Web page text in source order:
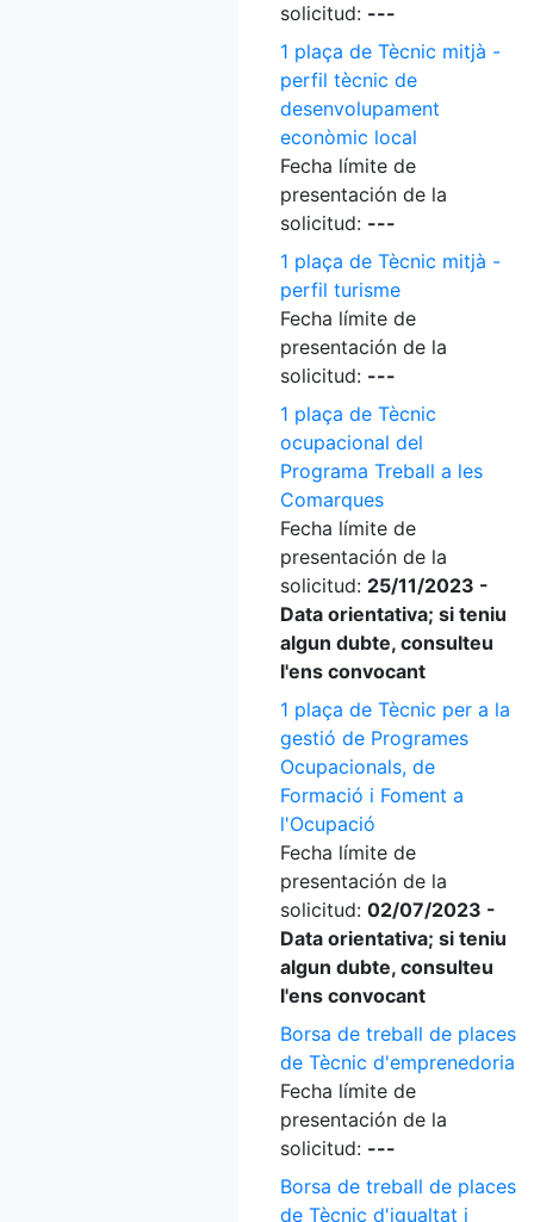
solicitud: ---
1 plaça de Tècnic mitjà -
perfil tècnic de
desenvolupament
econòmic local
Fecha límite de
presentación de la
solicitud: ---
1 plaça de Tècnic mitjà -
perfil turisme
Fecha límite de
presentación de la
solicitud: ---
1 plaça de Tècnic
ocupacional del
Programa Treball a les
Comarques
Fecha límite de
presentación de la
solicitud: 25/11/2023 -
Data orientativa; si teniu
algun dubte, consulteu
l'ens convocant
1 plaça de Tècnic per a la
gestió de Programes
Ocupacionals, de
Formació i Foment a
l'Ocupació
Fecha límite de
presentación de la
solicitud: 02/07/2023 -
Data orientativa; si teniu
algun dubte, consulteu
l'ens convocant
Borsa de treball de places
de Tècnic d'emprenedoria
Fecha límite de
presentación de la
solicitud: ---
Borsa de treball de places
de Tècnic d'igualtat i